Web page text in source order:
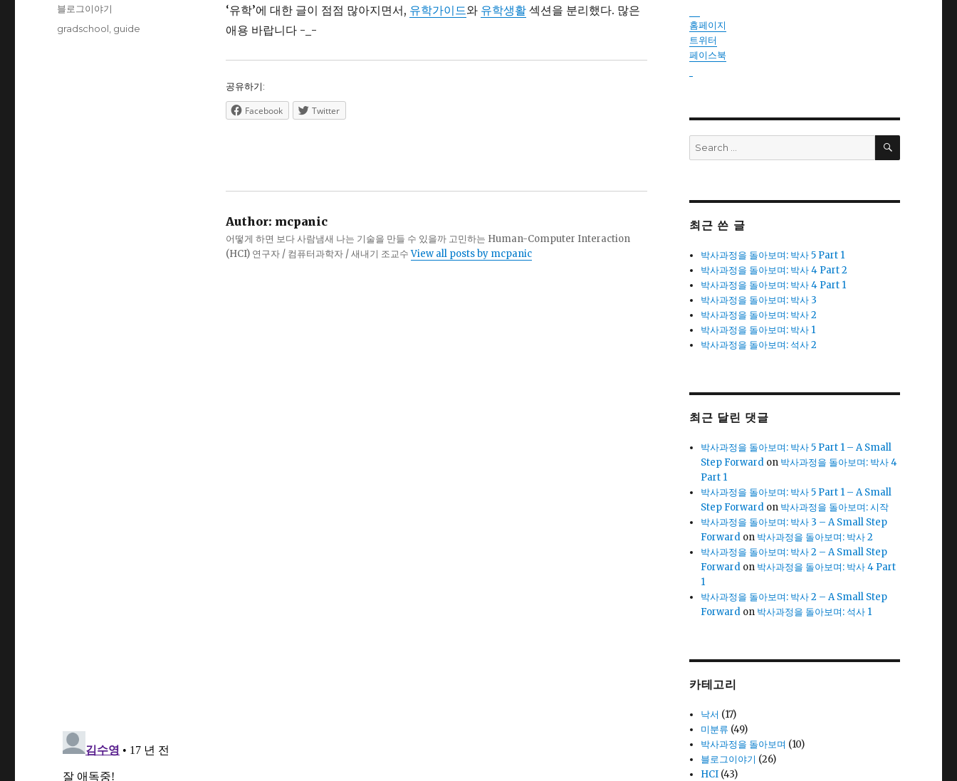
‘유학’에 대한 글이 점점 많아지면서, 유학가이드와 유학생활섹션을 분리했다. 많은
애용 바랍니다 -_-
공유하기:
Facebook Twitter
Author: mcpanic
어떻게 하면 보다 사람냄새 나는 기술을 만들 수 있을까 고민하는 Human-Computer Interaction
(HCI) 연구자 / 컴퓨터과학자 / 새내기 조교수View all posts by mcpanic
on
Categories
블로그이야기
Tags
gradschool guide
홈페이지
트위터
페이스북
Search
for:
SEARCH
최근 쓴 글
박사과정을 돌아보며: 박사 5 Part 1
박사과정을 돌아보며: 박사 4 Part 2
박사과정을 돌아보며: 박사 4 Part 1
박사과정을 돌아보며: 박사 3
박사과정을 돌아보며: 박사 2
박사과정을 돌아보며: 박사 1
박사과정을 돌아보며: 석사 2
최근 달린 댓글
박사과정을 돌아보며: 박사 5 Part 1 – A Small
Step Forward on 박사과정을 돌아보며: 박사 4
Part 1
박사과정을 돌아보며: 박사 5 Part 1 – A Small
Step Forward on 박사과정을 돌아보며: 시작
박사과정을 돌아보며: 박사 3 – A Small Step
Forward on 박사과정을 돌아보며: 박사 2
박사과정을 돌아보며: 박사 2 – A Small Step
Forward on 박사과정을 돌아보며: 박사 4 Part
1
박사과정을 돌아보며: 박사 2 – A Small Step
Forward on 박사과정을 돌아보며: 석사 1
카테고리
낙서 (17)
미분류 (49)
박사과정을 돌아보며 (10)
블로그이야기 (26)
HCI (43)